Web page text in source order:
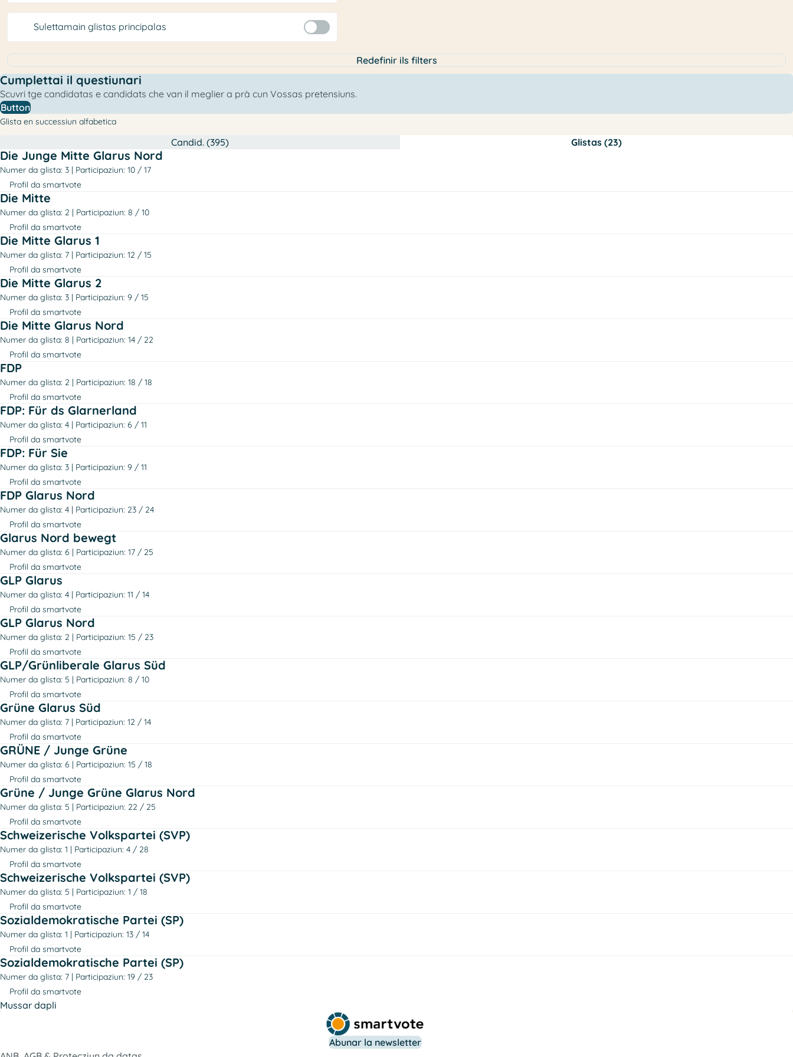
Sulettamain glistas principalas
Redefinir ils filters
Cumplettai il questiunari
Scuvri tge candidatas e candidats che van il meglier a prà cun Vossas pretensiuns.
Button
Glista en successiun alfabetica
Candid. (395) Glistas (23)
Die Junge Mitte Glarus Nord
Numer da glista: 3
Participaziun: 10 / 17
Profil da smartvote
Die Mitte
Numer da glista: 2
Participaziun: 8 / 10
Profil da smartvote
Die Mitte Glarus 1
Numer da glista: 7
Participaziun: 12 / 15
Profil da smartvote
Die Mitte Glarus 2
Numer da glista: 3
Participaziun: 9 / 15
Profil da smartvote
Die Mitte Glarus Nord
Numer da glista: 8
Participaziun: 14 / 22
Profil da smartvote
FDP
Numer da glista: 2
Participaziun: 18 / 18
Profil da smartvote
FDP: Für ds Glarnerland
Numer da glista: 4
Participaziun: 6 / 11
Profil da smartvote
FDP: Für Sie
Numer da glista: 3
Participaziun: 9 / 11
Profil da smartvote
FDP Glarus Nord
Numer da glista: 4
Participaziun: 23 / 24
Profil da smartvote
Glarus Nord bewegt
Numer da glista: 6
Participaziun: 17 / 25
Profil da smartvote
GLP Glarus
Numer da glista: 4
Participaziun: 11 / 14
Profil da smartvote
GLP Glarus Nord
Numer da glista: 2
Participaziun: 15 / 23
Profil da smartvote
GLP/Grünliberale Glarus Süd
Numer da glista: 5
Participaziun: 8 / 10
Profil da smartvote
Grüne Glarus Süd
Numer da glista: 7
Participaziun: 12 / 14
Profil da smartvote
GRÜNE / Junge Grüne
Numer da glista: 6
Participaziun: 15 / 18
Profil da smartvote
Grüne / Junge Grüne Glarus Nord
Numer da glista: 5
Participaziun: 22 / 25
Profil da smartvote
Schweizerische Volkspartei (SVP)
Numer da glista: 1
Participaziun: 4 / 28
Profil da smartvote
Schweizerische Volkspartei (SVP)
Numer da glista: 5
Participaziun: 1 / 18
Profil da smartvote
Sozialdemokratische Partei (SP)
Numer da glista: 1
Participaziun: 13 / 14
Profil da smartvote
Sozialdemokratische Partei (SP)
Numer da glista: 7
Participaziun: 19 / 23
Profil da smartvote
Mussar dapli
Abunar la newsletter